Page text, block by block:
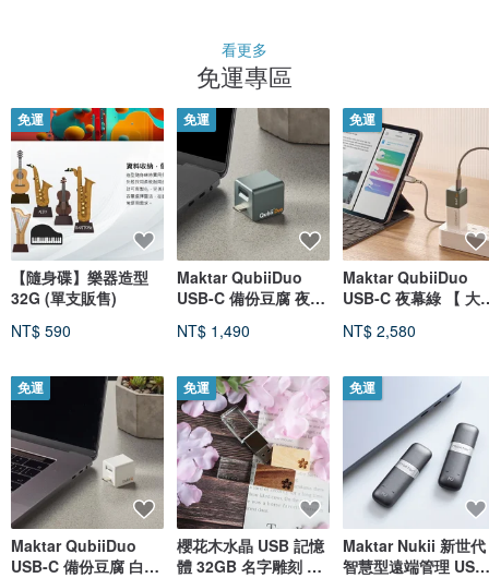
看更多
免運專區
免運
【隨身碟】樂器造型
32G (單支販售)
NT$ 590
免運
Maktar QubiiDuo
USB-C 備份豆腐 白色
免運
Maktar QubiiDuo
USB-C 備份豆腐 夜幕
首選
NT$ 1,490
免運
櫻花木水晶 USB 記憶
體 32GB 名字雕刻 免
免運
Maktar QubiiDuo
USB-C 夜幕綠 【 大
份
NT$ 2,580
免運
Maktar Nukii 新世代
智慧型遠端管理